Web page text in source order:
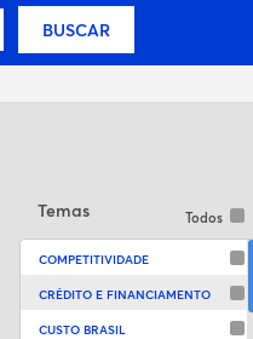
BUSCAR
Temas Todos
COMPETITIVIDADE
CRÉDITO E FINANCIAMENTO
CUSTO BRASIL